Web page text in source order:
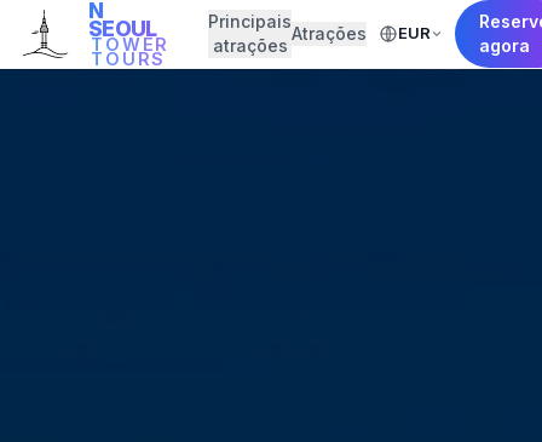
N
SEOUL
TOWER
TOURS
Principais
atrações
Atrações EUR
agora